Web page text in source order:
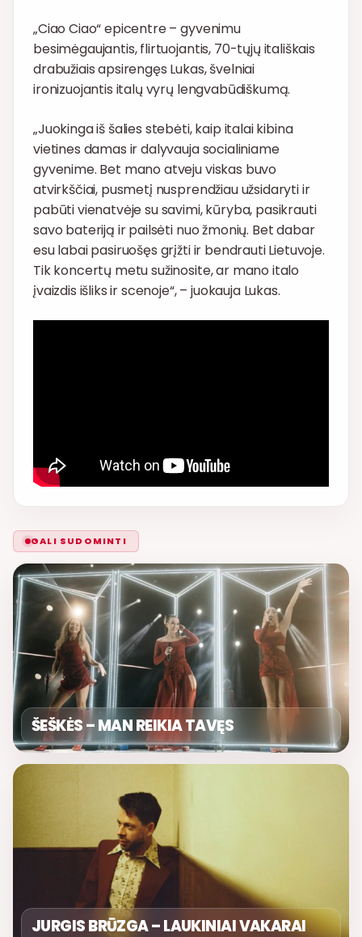
„Ciao Ciao“ epicentre – gyvenimu
besimėgaujantis, flirtuojantis, 70-tųjų itališkais
drabužiais apsirengęs Lukas, švelniai
ironizuojantis italų vyrų lengvabūdiškumą.
„Juokinga iš šalies stebėti, kaip italai kibina
vietines damas ir dalyvauja socialiniame
gyvenime. Bet mano atveju viskas buvo
atvirkščiai, pusmetį nusprendžiau užsidaryti ir
pabūti vienatvėje su savimi, kūryba, pasikrauti
savo bateriją ir pailsėti nuo žmonių. Bet dabar
esu labai pasiruošęs grįžti ir bendrauti Lietuvoje.
Tik koncertų metu sužinosite, ar mano italo
įvaizdis išliks ir scenoje“, – juokauja Lukas.
GALI SUDOMINTI
ŠEŠKĖS – MAN REIKIA TAVĘS
JURGIS BRŪZGA – LAUKINIAI VAKARAI